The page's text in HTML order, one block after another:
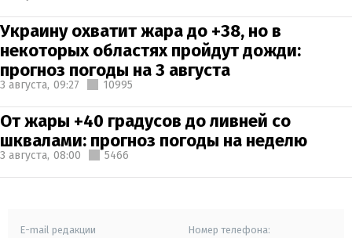
Украину охватит жара до +38, но в
некоторых областях пройдут дожди:
прогноз погоды на 3 августа
3 августа, 09:27 10995
От жары +40 градусов до ливней со
шквалами: прогноз погоды на неделю
3 августа, 08:00 5466
E-mail редакции Номер телефона: